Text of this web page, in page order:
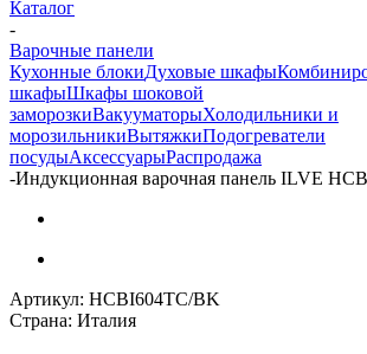
Каталог
-
Варочные панели
Кухонные блокиДуховые шкафы
шкафыШкафы шоковой
заморозкиВакууматорыХолодильники и
морозильникиВытяжкиПодогреватели
посудыАксессуарыРаспродажа
-Индукционная варочная панель ILVE
Артикул: HCBI604TC/BK
Страна: Италия